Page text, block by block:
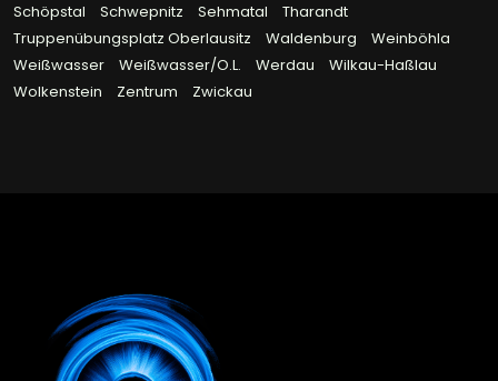
Schöpstal
Schwepnitz Sehmatal
Tharandt
Truppenübungsplatz Oberlausitz
Waldenburg
Weinböhla
Weißwasser
Weißwasser/O.L. Werdau
Wilkau-Haßlau
Wolkenstein
Zentrum Zwickau